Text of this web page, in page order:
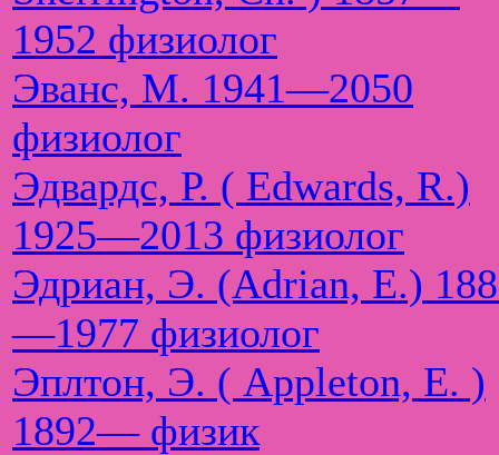
1952 физиолог
Эванс, М. 1941—2050
физиолог
Эдвардс, Р. ( Edwards, R.)
1925—2013 физиолог
Эдриан, Э. (Adrian, E.)
—1977 физиолог
Эплтон, Э. ( Appleton, E. )
1892— физик